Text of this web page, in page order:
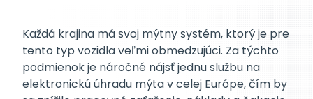
Každá krajina má svoj mýtny systém, ktorý je pre
tento typ vozidla veľmi obmedzujúci. Za týchto
podmienok je náročné nájsť jednu službu na
elektronickú úhradu mýta v celej Európe, čím by